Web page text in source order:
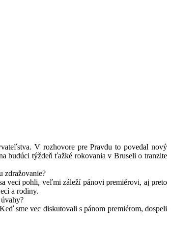
V rozhovore pre Pravdu to povedal nový
budúci týždeň ťažké rokovania v Bruseli o tranzite
zdražovanie?
veci pohli, veľmi záleží pánovi premiérovi, aj preto
a rodiny.
sme vec diskutovali s pánom premiérom, dospeli